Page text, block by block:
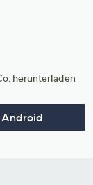
herunterladen
Android